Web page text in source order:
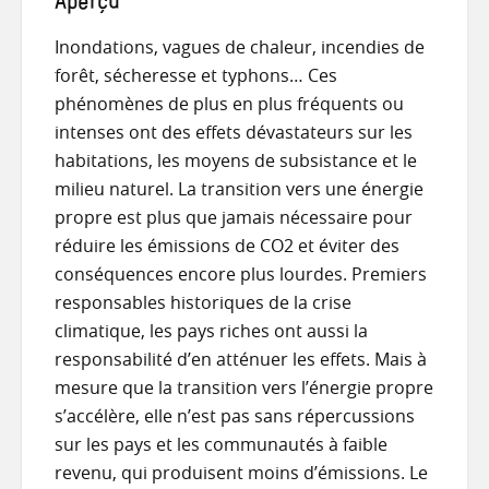
Aperçu
Inondations, vagues de chaleur, incendies de
forêt, sécheresse et typhons… Ces
phénomènes de plus en plus fréquents ou
intenses ont des effets dévastateurs sur les
habitations, les moyens de subsistance et le
milieu naturel. La transition vers une énergie
propre est plus que jamais nécessaire pour
réduire les émissions de CO2 et éviter des
conséquences encore plus lourdes. Premiers
responsables historiques de la crise
climatique, les pays riches ont aussi la
responsabilité d’en atténuer les effets. Mais à
mesure que la transition vers l’énergie propre
s’accélère, elle n’est pas sans répercussions
sur les pays et les communautés à faible
revenu, qui produisent moins d’émissions. Le